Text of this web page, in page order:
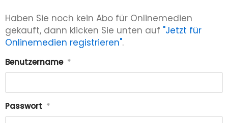
Haben Sie noch kein Abo für Onlinemedien
gekauft, dann klicken Sie unten auf "Jetzt für
Onlinemedien registrieren".
Benutzername *
Passwort *